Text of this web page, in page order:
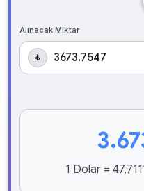
Alınacak Miktar
₺
1 Dolar =